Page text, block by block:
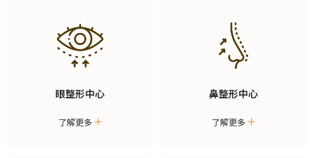
眼整形中心
了解更多
鼻整形中心
了解更多